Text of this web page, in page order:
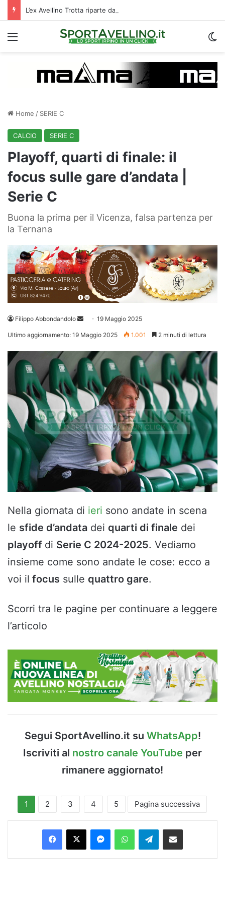
L’ex Avellino Trotta riparte dall’estero: i dettagli
Menu
Home / SERIE C
CALCIO SERIE C
Playoff, quarti di finale: il
focus sulle gare d’andata |
Serie C
Buona la prima per il Vicenza, falsa partenza per
la Ternana
Filippo Abbondandolo
Invia 19 Maggio 2025
Ultimo aggiornamento: 19 Maggio 2025 1.001 2 minuti di lettura
Nella giornata di ieri sono andate in scena
le sfide d’andata dei quarti di finale dei
playoff di Serie C 2024-2025. Vediamo
insieme come sono andate le cose: ecco a
voi il focus sulle quattro gare.
Scorri tra le pagine per continuare a leggere
l’articolo
Segui SportAvellino.it su WhatsApp!
Iscriviti al nostro canale YouTube per
rimanere aggiornato!
1 2 3 4 5 Pagina successiva
Facebook
X MessengerWhatsAppTelegramCondividi via Email